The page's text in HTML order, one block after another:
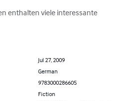
enthalten viele interessante
Jul 27, 2009
German
9783000286605
Fiction